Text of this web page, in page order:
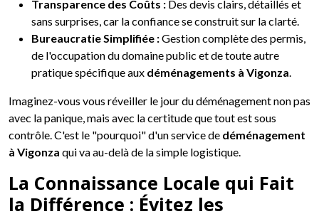
Transparence des Coûts : Des devis clairs, détaillés et
sans surprises, car la confiance se construit sur la clarté.
Bureaucratie Simplifiée :Gestion complète des permis,
de l'occupation du domaine public et de toute autre
pratique spécifique aux déménagements à Vigonza.
Imaginez-vous vous réveiller le jour du déménagement non pas
avec la panique, mais avec la certitude que tout est sous
contrôle. C'est le "pourquoi" d'un service de déménagement
à Vigonza qui va au-delà de la simple logistique.
La Connaissance Locale qui Fait
la Différence : Évitez les